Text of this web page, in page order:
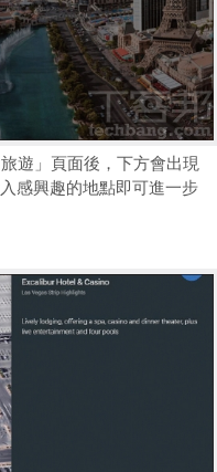
遊」頁面後，下方會出現
感興趣的地點即可進一步